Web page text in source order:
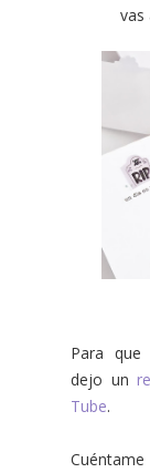
vas
Para
dejo un
Tube.